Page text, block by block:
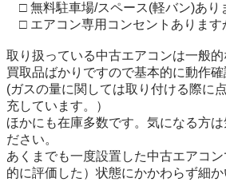
□ 無料駐車場/スペース(軽バン)あり
□ エアコン専用コンセントあります
取り扱っている中古エアコンは一般
買取品ばかりですので基本的に動作確
(ガスの量に関しては取り付ける際に
充しています。）
ほかにも在庫多数です。気になる方は
ださい。
あくまでも一度設置した中古エアコ
的に評価した）状態にかかわらず細